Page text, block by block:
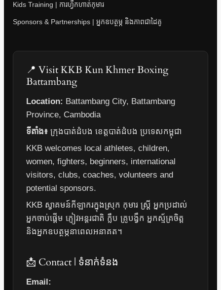
Kids Training | ការហ្វឹកហាត់កុមារ
Sponsors & Partnerships | អ្នកឧបត្ថម្ភ និងភាពជាដៃគូ
📍 Visit KKB Kun Khmer Boxing
Battambang
Location: Battambang City, Battambang
Province, Cambodia
ទីតាំង៖ ក្រុងបាត់ដំបង ខេត្តបាត់ដំបង ប្រទេសកម្ពុជា
KKB welcomes local athletes, children,
women, fighters, beginners, international
visitors, clubs, coaches, volunteers and
potential sponsors.
KKB ស្វាគមន៍កីឡាករក្នុងស្រុក កុមារ ស្ត្រី អ្នកប្រដាល់
អ្នកចាប់ផ្តើម ភ្ញៀវអន្តរជាតិ ក្លឹប គ្រូបង្វឹក អ្នកស្ម័គ្រចិត្ត
និងអ្នកឧបត្ថម្ភនាពេលអនាគត។
📩 Contact | ទំនាក់ទំនង
Email: